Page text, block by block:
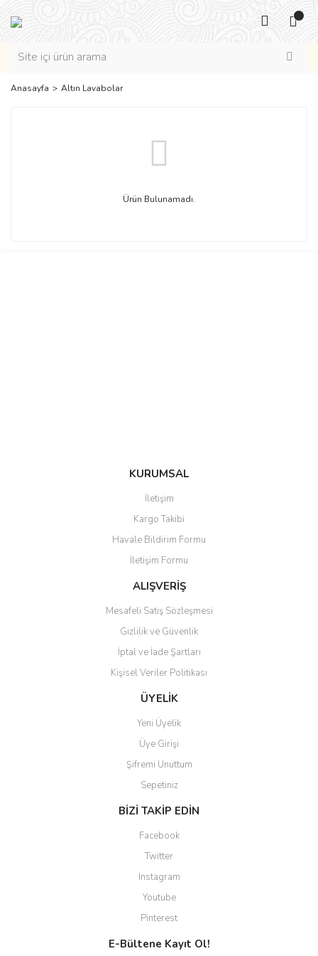
Anasayfa Altın Lavabolar
Ürün Bulunamadı.
KURUMSAL
İletişim
Kargo Takibi
Havale Bildirim Formu
İletişim Formu
ALIŞVERİŞ
Mesafeli Satış Sözleşmesi
Gizlilik ve Güvenlik
İptal ve İade Şartları
Kişisel Veriler Politikası
ÜYELİK
Yeni Üyelik
Üye Girişi
Şifremi Unuttum
Sepetiniz
BİZİ TAKİP EDİN
Facebook
Twitter
Instagram
Youtube
Pinterest
E-Bültene Kayıt Ol!